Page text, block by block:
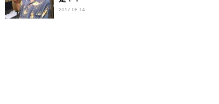
2017.08.14